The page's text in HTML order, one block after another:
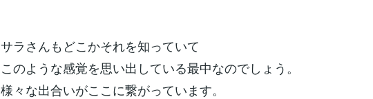
サラさんもどこかそれを知っていて
このような感覚を思い出している最中なのでしょう。
様々な出合いがここに繋がっています。